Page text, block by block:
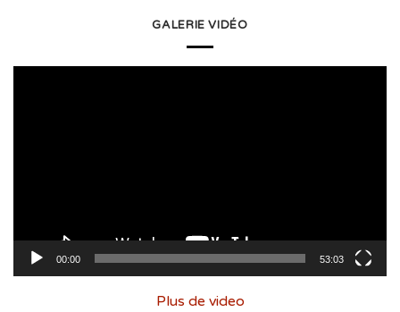
GALERIE VIDÉO
00:00 53:03
Plus de video